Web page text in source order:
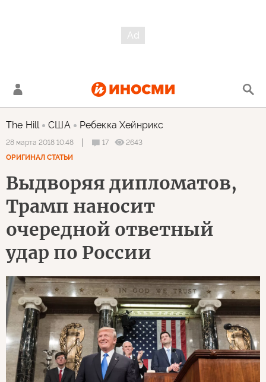
The Hill США Ребекка Хейнрикс
28 марта 2018 10:48 17
2643
ОРИГИНАЛ СТАТЬИ
Выдворяя дипломатов,
Трамп наносит
очередной ответный
удар по России